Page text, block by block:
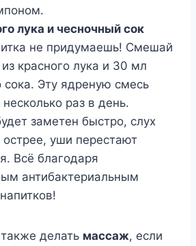
лука и чесночный сок
не придумаешь! Смешай
красного лука и 30 мл
сока. Эту ядреную смесь
раз в день.
заметен быстро, слух
острее, уши перестают
Всё благодаря
антибактериальным
делать массаж, если